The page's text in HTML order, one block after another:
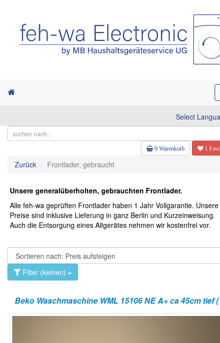
Select
0 Warenkorb 1
Zurück Frontlader, gebraucht
Unsere generalüberholten, gebrauchten Frontlader.
Alle feh-wa geprüften Frontlader haben 1 Jahr Vollgarantie. Unsere
Preise sind inklusive Lieferung in ganz Berlin und Kurzeinweisung.
Auch die Entsorgung eines Altgerätes nehmen wir kostenfrei vor.
Filter (keinen)